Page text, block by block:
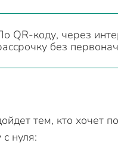
QR-коду, через
без
тем, кто хочет
нуля: